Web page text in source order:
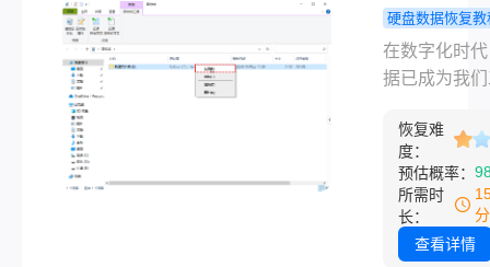
——在多数情
下，只要应
当，文件仍
机会“失而复
么硬盘文件
删了怎么恢
本文将系统
大类高效恢
法，从最简
作到专业服
硬盘数据恢复教
硬盘删除后
找回来？多
在数字化时
据已成为我
产。然而，
文件、格式
或遭遇系统
情况，常常
措手不及。
恢复难
度：
预估概率：
所需时
长：
查看详情